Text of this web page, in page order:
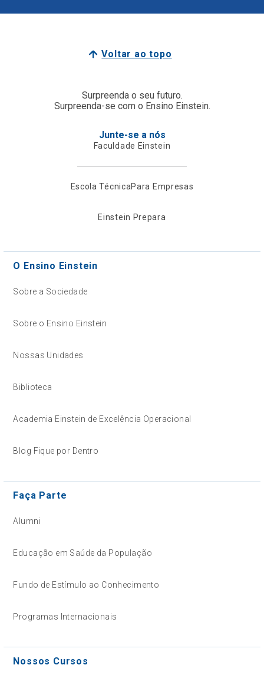
Voltar ao topo
Surpreenda o seu futuro.
Surpreenda-se com o Ensino Einstein.
Junte-se a nós
Faculdade Einstein
Escola TécnicaPara Empresas
Einstein Prepara
O Ensino Einstein
Sobre a Sociedade
Sobre o Ensino Einstein
Nossas Unidades
Biblioteca
Academia Einstein de Excelência Operacional
Blog Fique por Dentro
Faça Parte
Alumni
Educação em Saúde da População
Fundo de Estímulo ao Conhecimento
Programas Internacionais
Nossos Cursos